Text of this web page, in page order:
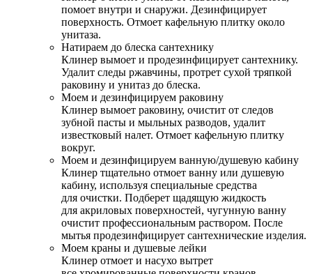
помоет внутри и снаружи. Дезинфицирует
поверхность. Отмоет кафельную плитку около
унитаза.
Натираем до блеска сантехнику
Клинер вымоет и продезинфицирует сантехнику.
Удалит следы ржавчины, протрет сухой тряпкой
раковину и унитаз до блеска.
Моем и дезинфицируем раковину
Клинер вымоет раковину, очистит от следов
зубной пасты и мыльных разводов, удалит
известковый налет. Отмоет кафельную плитку
вокруг.
Моем и дезинфицируем ванную/душевую кабину
Клинер тщательно отмоет ванну или душевую
кабину, используя специальные средства
для очистки. Подберет щадящую жидкость
для акриловых поверхностей, чугунную ванну
очистит профессиональным раствором. После
мытья продезинфицирует сантехнические изделия.
Моем краны и душевые лейки
Клинер отмоет и насухо вытрет